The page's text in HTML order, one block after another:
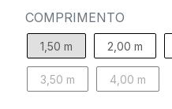
COMPRIMENTO
1,50 m 2,00 m
3,50 m 4,00 m